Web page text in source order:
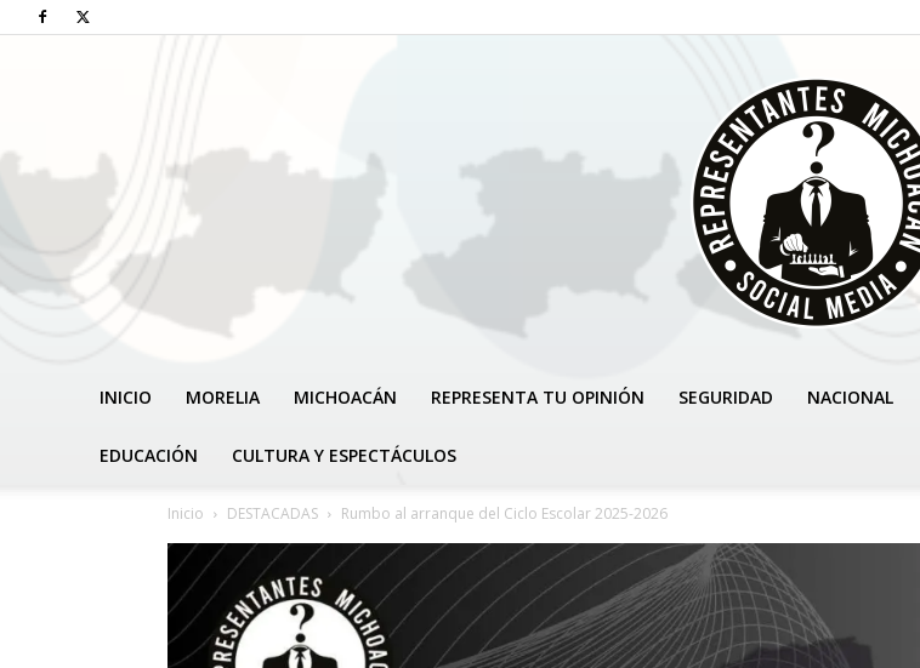
INICIO MORELIA MICHOACÁN REPRESENTA TU OPINIÓN SEGURIDAD NACIONAL
EDUCACIÓN CULTURA Y ESPECTÁCULOS
Inicio DESTACADAS Rumbo al arranque del Ciclo Escolar 2025-2026